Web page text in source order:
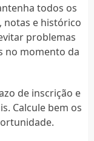
todos os
notas e histórico
problemas
no momento da
de inscrição e
Calcule bem os